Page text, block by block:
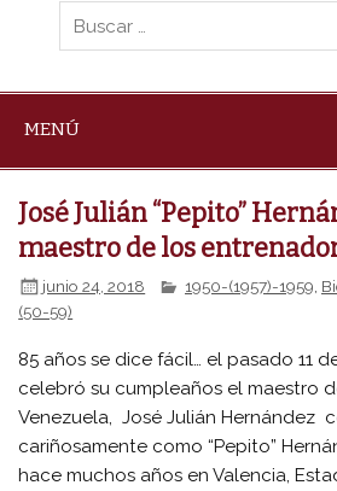
MENÚ
José Julián “Pepito”
maestro de los
junio 24, 2018 1950-(1957)-1959
(50-59)
85 años se dice fácil… el pasado 11
celebró su cumpleaños el maestro
Venezuela, José Julián Hernández
cariñosamente como “Pepito”
hace muchos años en Valencia,